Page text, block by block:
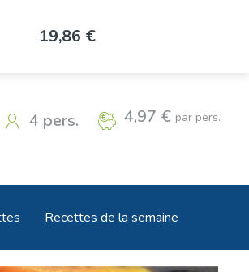
Sauté de porc aux carottes et
4 pers. 4,97 € par pers.
Recettes de la semaine
19,86 €